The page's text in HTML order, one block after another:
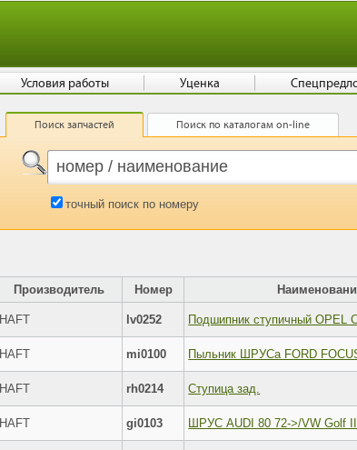
Поиск запчастей Поиск по каталогам on-line
точный поиск по номеру
Производитель Номер
HAFT lv0252 Подшипник ступичный OPEL
HAFT mi0100 Пыльник ШРУСа FORD
HAFT rh0214 Ступица зад.
HAFT gi0103
Условия работы Уценка